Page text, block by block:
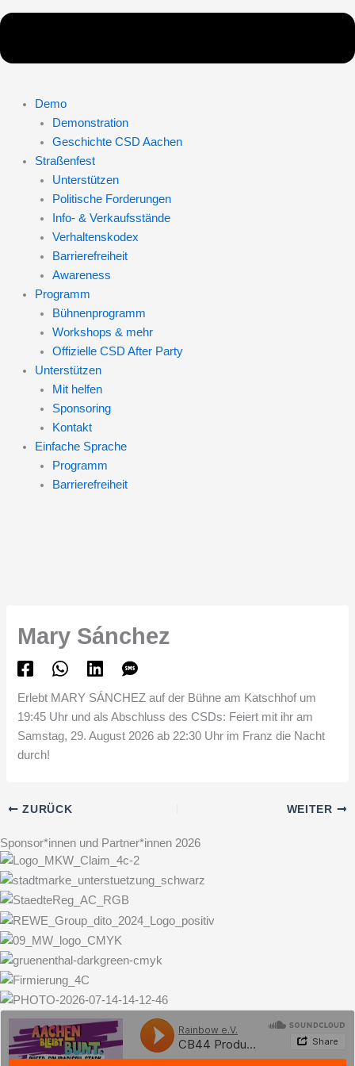
Demo
Demonstration
Geschichte CSD Aachen
Straßenfest
Unterstützen
Politische Forderungen
Info- & Verkaufsstände
Verhaltenskodex
Barrierefreiheit
Awareness
Programm
Bühnenprogramm
Workshops & mehr
Offizielle CSD After Party
Unterstützen
Mit helfen
Sponsoring
Kontakt
Einfache Sprache
Programm
Barrierefreiheit
Mary Sánchez
Erlebt MARY SÁNCHEZ auf der Bühne am Katschhof um
19:45 Uhr und als Abschluss des CSDs: Feiert mit ihr am
Samstag, 29. August 2026 ab 22:30 Uhr im Franz die Nacht
durch!
ZURÜCK WEITER
Sponsor*innen und Partner*innen 2026